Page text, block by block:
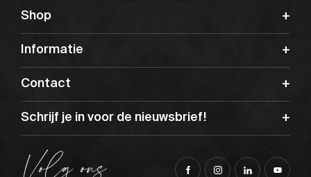
Shop
Informatie
Contact
Schrijf je in voor de nieuwsbrief!